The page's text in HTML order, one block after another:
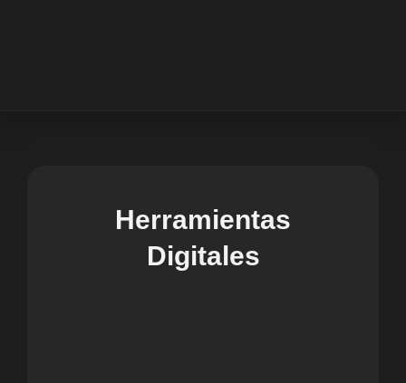
Herramientas
Digitales